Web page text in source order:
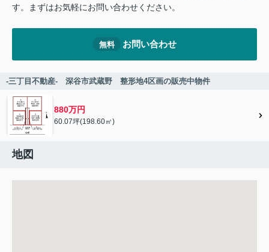
す。まずはお気軽にお問い合わせください。
無料 お問い合わせ
-三丁目不動産- 深谷市武蔵野 整形地4区画の販売中物件
880万円
60.07坪(198.60㎡)
地図